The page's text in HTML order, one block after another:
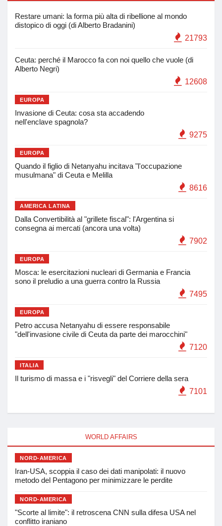
Restare umani: la forma più alta di ribellione al mondo
distopico di oggi (di Alberto Bradanini)
21793
Ceuta: perché il Marocco fa con noi quello che vuole (di
Alberto Negri)
12608
EUROPA
Invasione di Ceuta: cosa sta accadendo
nell'enclave spagnola?
9275
EUROPA
Quando il figlio di Netanyahu incitava "l'occupazione
musulmana" di Ceuta e Melilla
8616
AMERICA LATINA
Dalla Convertibilità al "grillete fiscal": l'Argentina si
consegna ai mercati (ancora una volta)
7902
EUROPA
Mosca: le esercitazioni nucleari di Germania e Francia
sono il preludio a una guerra contro la Russia
7495
EUROPA
Petro accusa Netanyahu di essere responsabile
"dell'invasione civile di Ceuta da parte dei marocchini"
7120
ITALIA
Il turismo di massa e i "risvegli" del Corriere della sera
7101
WORLD AFFAIRS
NORD-AMERICA
Iran-USA, scoppia il caso dei dati manipolati: il nuovo
metodo del Pentagono per minimizzare le perdite
NORD-AMERICA
"Scorte al limite": il retroscena CNN sulla difesa USA nel
conflitto iraniano